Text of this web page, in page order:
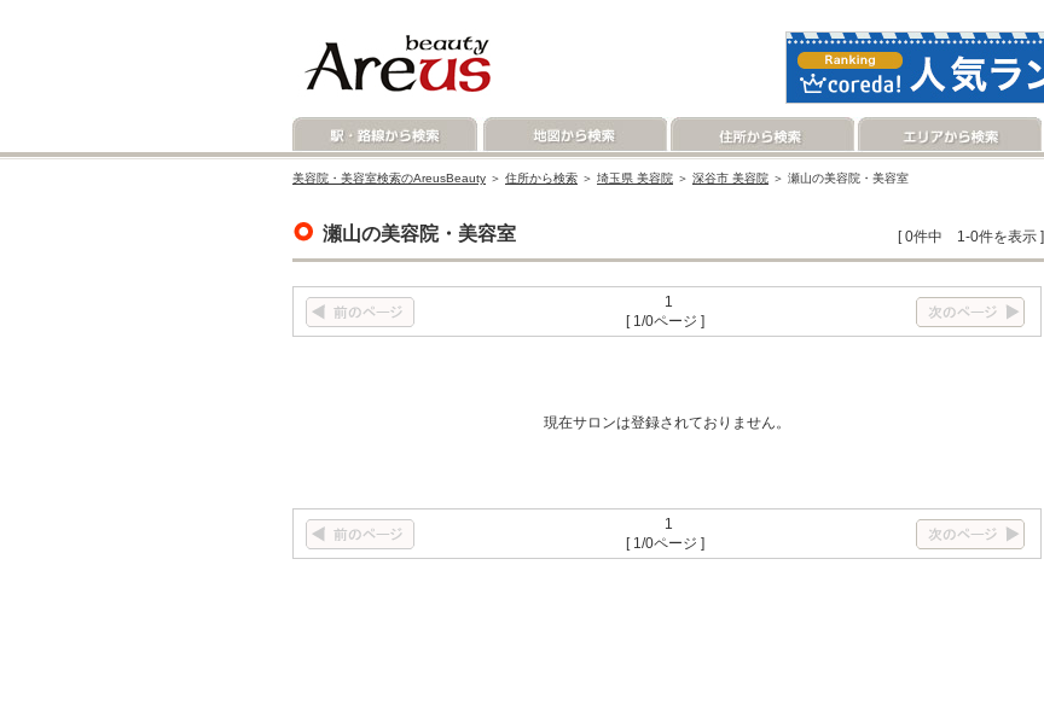
美容院・美容室検索のAreusBeauty ＞ 住所から検索 ＞ 埼玉県 美容院 ＞ 深谷市 美容院 ＞ 瀬山の美容院・美容室
瀬山の美容院・美容室 [ 0件中 1-0件を表示 ]
1
[ 1/0ページ ]
現在サロンは登録されておりません。
1
[ 1/0ページ ]